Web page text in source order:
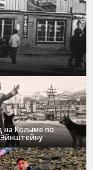
на Колыме по